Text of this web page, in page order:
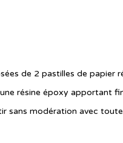
de 2 pastilles de
résine époxy apportant
sans modération avec